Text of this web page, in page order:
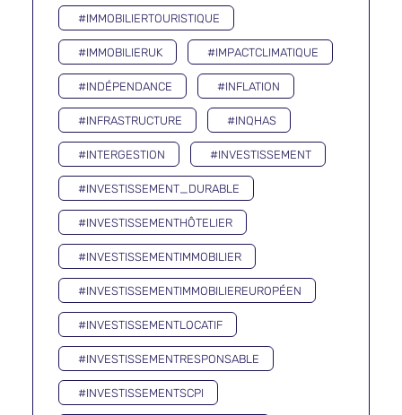
#IMMOBILIERTOURISTIQUE
#IMMOBILIERUK #IMPACTCLIMATIQUE
#INDÉPENDANCE #INFLATION
#INFRASTRUCTURE #INQHAS
#INTERGESTION #INVESTISSEMENT
#INVESTISSEMENT_DURABLE
#INVESTISSEMENTHÔTELIER
#INVESTISSEMENTIMMOBILIER
#INVESTISSEMENTIMMOBILIEREUROPÉEN
#INVESTISSEMENTLOCATIF
#INVESTISSEMENTRESPONSABLE
#INVESTISSEMENTSCPI